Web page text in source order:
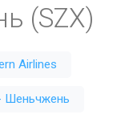
(SZX)
Airlines
Шеньчжень